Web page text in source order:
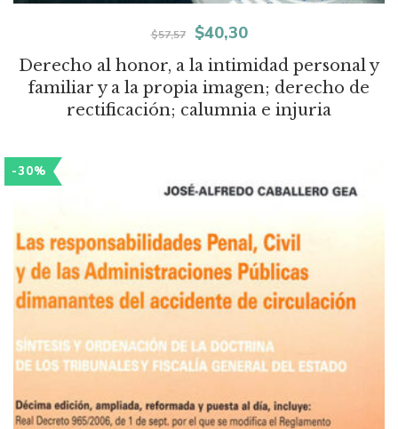
Derecho al honor, a la intimidad personal y
familiar y a la propia imagen; derecho de
rectificación; calumnia e injuria
$57,57
El
precio
original
$40,30El
precio
actual
-30%